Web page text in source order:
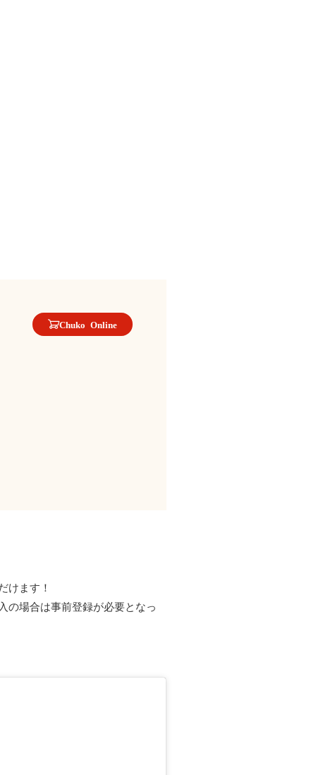
Chuko Online
けます！
の場合は事前登録が必要となっ